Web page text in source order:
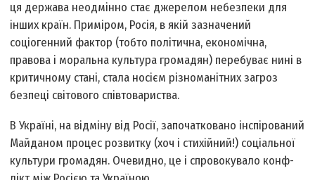
ця держава неодмінно стає джерелом небезпеки для
інших країн. Приміром, Росія, в якій зазначений
соціогенний фактор (тобто політична, економічна,
правова і моральна культура громадян) перебуває нині в
критичному стані, стала носієм різноманітних загроз
безпеці світового співтовариства.
В Україні, на відміну від Росії, започатковано інспірований
Майданом процес розвитку (хоч і стихійний!) соціальної
культури громадян. Очевидно, це і спровокувало конф­